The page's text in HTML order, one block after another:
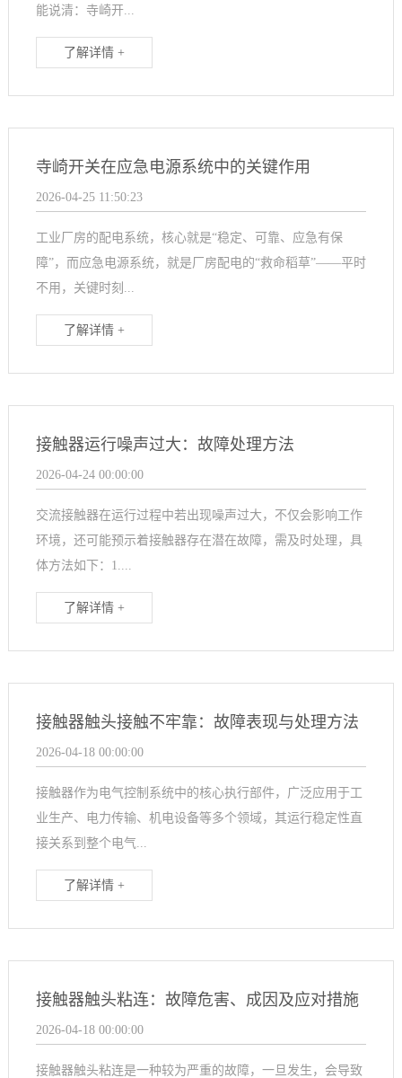
能说清：寺崎开...
了解详情 +
寺崎开关在应急电源系统中的关键作用
2026-04-25 11:50:23
工业厂房的配电系统，核心就是“稳定、可靠、应急有保
障”，而应急电源系统，就是厂房配电的“救命稻草”——平时
不用，关键时刻...
了解详情 +
接触器运行噪声过大：故障处理方法
2026-04-24 00:00:00
交流接触器在运行过程中若出现噪声过大，不仅会影响工作
环境，还可能预示着接触器存在潜在故障，需及时处理，具
体方法如下：1....
了解详情 +
接触器触头接触不牢靠：故障表现与处理方法
2026-04-18 00:00:00
接触器作为电气控制系统中的核心执行部件，广泛应用于工
业生产、电力传输、机电设备等多个领域，其运行稳定性直
接关系到整个电气...
了解详情 +
接触器触头粘连：故障危害、成因及应对措施
2026-04-18 00:00:00
接触器触头粘连是一种较为严重的故障，一旦发生，会导致